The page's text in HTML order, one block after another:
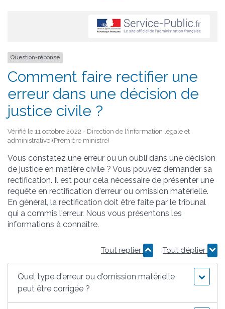
Question-réponse
Comment faire rectifier une
erreur dans une décision de
justice civile ?
Vérifié le 11 octobre 2022 - Direction de l'information légale et
administrative (Première ministre)
Vous constatez une erreur ou un oubli dans une décision
de justice en matière civile ? Vous pouvez demander sa
rectification. Il est pour cela nécessaire de présenter une
requête en rectification d'erreur ou omission matérielle.
En général, la rectification doit être faite par le tribunal
qui a commis l'erreur. Nous vous présentons les
informations à connaître.
Tout replier Tout déplier
Quel type d'erreur ou d'omission matérielle
peut être corrigée ?